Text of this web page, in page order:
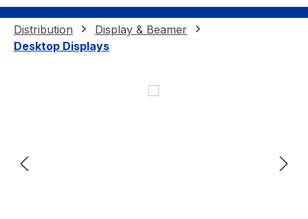
Distribution
Display & Beamer
Desktop Displays
Bildergalerie überspringen